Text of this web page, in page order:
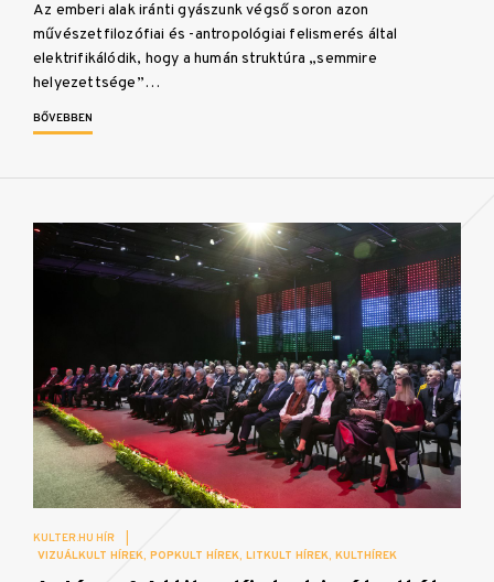
Az emberi alak iránti gyászunk végső soron azon
művészetfilozófiai és -antropológiai felismerés által
elektrifikálódik, hogy a humán struktúra „semmire
helyezettsége”…
BŐVEBBEN
KULTER.HU HÍR
VIZUÁLKULT HÍREK POPKULT HÍREK LITKULT HÍREK KULTHÍREK